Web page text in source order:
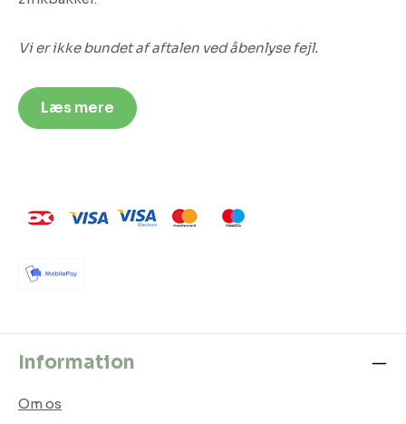
Vi er ikke bundet af aftalen ved åbenlyse fejl.
Læs mere
Information
Om os